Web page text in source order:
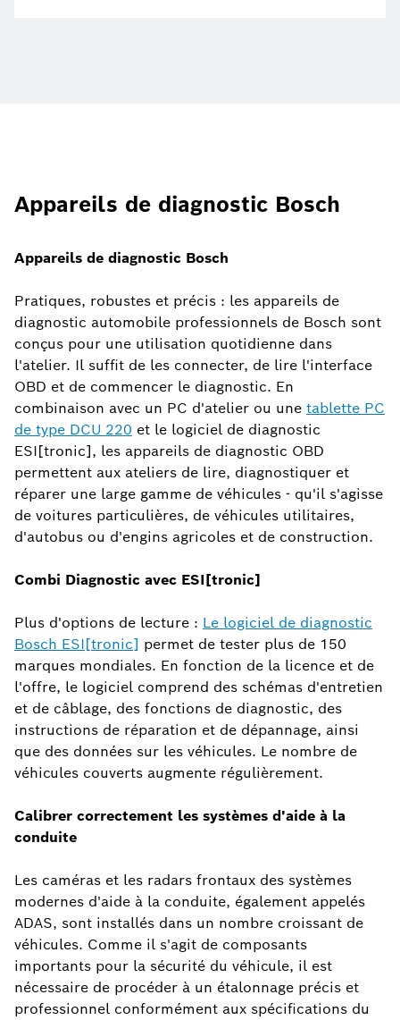
Appareils de diagnostic Bosch
Appareils de diagnostic Bosch
Pratiques, robustes et précis : les appareils de
diagnostic automobile professionnels de Bosch sont
conçus pour une utilisation quotidienne dans
l'atelier. Il suffit de les connecter, de lire l'interface
OBD et de commencer le diagnostic. En
combinaison avec un PC d'atelier ou une tablette PC
de type DCU 220 et le logiciel de diagnostic
ESI[tronic], les appareils de diagnostic OBD
permettent aux ateliers de lire, diagnostiquer et
réparer une large gamme de véhicules - qu'il s'agisse
de voitures particulières, de véhicules utilitaires,
d'autobus ou d'engins agricoles et de construction.
Combi Diagnostic avec ESI[tronic]
Plus d'options de lecture : Le logiciel de diagnostic
Bosch ESI[tronic] permet de tester plus de 150
marques mondiales. En fonction de la licence et de
l'offre, le logiciel comprend des schémas d'entretien
et de câblage, des fonctions de diagnostic, des
instructions de réparation et de dépannage, ainsi
que des données sur les véhicules. Le nombre de
véhicules couverts augmente régulièrement.
Calibrer correctement les systèmes d'aide à la
conduite
Les caméras et les radars frontaux des systèmes
modernes d'aide à la conduite, également appelés
ADAS, sont installés dans un nombre croissant de
véhicules. Comme il s'agit de composants
importants pour la sécurité du véhicule, il est
nécessaire de procéder à un étalonnage précis et
professionnel conformément aux spécifications du